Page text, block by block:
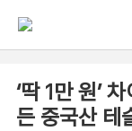
‘딱 1만 원’
든 중국산 테